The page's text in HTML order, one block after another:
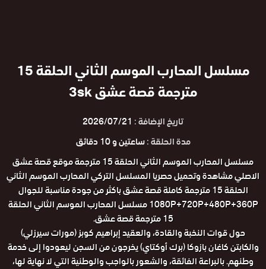
مسلسل المحارب الموسم الثاني الحلقة 15
مترجمة قصة عشق 3sk
تاريخ الإضافة : 2026/07/21
مدة الحلقة :ساعتين و 10 دقائق
مسلسل المحارب الموسم الثاني الحلقة 15 مترجمة موقع قصة عشق
الاصلي مشاهدة وتحميل حصريا المسلسل التركي المحارب الموسم الثاني
الحلقة 15 مترجمة كاملة قصة عشق باكثر من جودة مناسبة للجوال
1080P+720P+480P+360P مسلسل المحارب الموسم الثاني الحلقة
15 مترجمة قصة عشق.
حول قوات النخبة والقادة، والعقيد إبراهيم كوبز (مورات سيرزلي)
والكابتن كاغان بازوكا (برك أوكتاي) يخرجون من السجن ليعودوا إلى خدمة
وطنهم. بالبراعة الفائقة، والشعور بالواجب والوطنية التي لا نهاية لها،